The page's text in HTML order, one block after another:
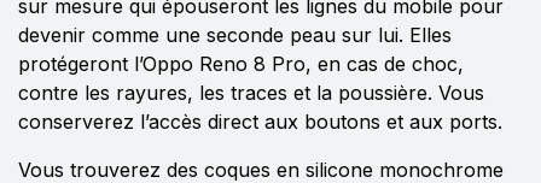
sur mesure qui épouseront les lignes du mobile pour
devenir comme une seconde peau sur lui. Elles
protégeront l’Oppo Reno 8 Pro, en cas de choc,
contre les rayures, les traces et la poussière. Vous
conserverez l’accès direct aux boutons et aux ports.
Vous trouverez des coques en silicone monochrome